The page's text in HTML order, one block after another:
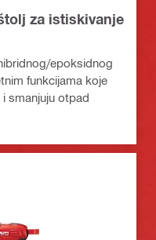
za istiskivanje
epoksidnog
funkcijama koje
smanjuju otpad